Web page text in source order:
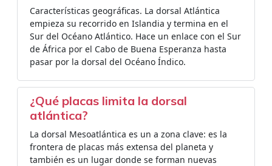
Características geográficas. La dorsal Atlántica
empieza su recorrido en Islandia y termina en el
Sur del Océano Atlántico. Hace un enlace con el Sur
de África por el Cabo de Buena Esperanza hasta
pasar por la dorsal del Océano Índico.
¿Qué placas limita la dorsal
atlántica?
La dorsal Mesoatlántica es un a zona clave: es la
frontera de placas más extensa del planeta y
también es un lugar donde se forman nuevas